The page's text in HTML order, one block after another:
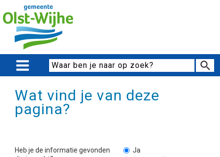
Wat vind je van deze
pagina?
Heb je de informatie gevonden
Ja